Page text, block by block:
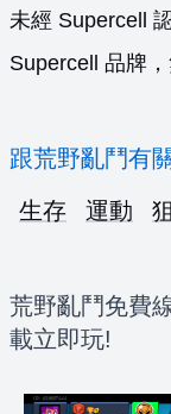
未經 Supercell
Supercell 品牌，
跟荒野亂鬥有
生存
運動
荒野亂鬥免費
載立即玩!